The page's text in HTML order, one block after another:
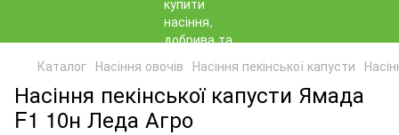
Каталог Насіння овочів Насіння пекінської капусти
Насіння пекінської капусти Ямада
F1 10н Леда Агро